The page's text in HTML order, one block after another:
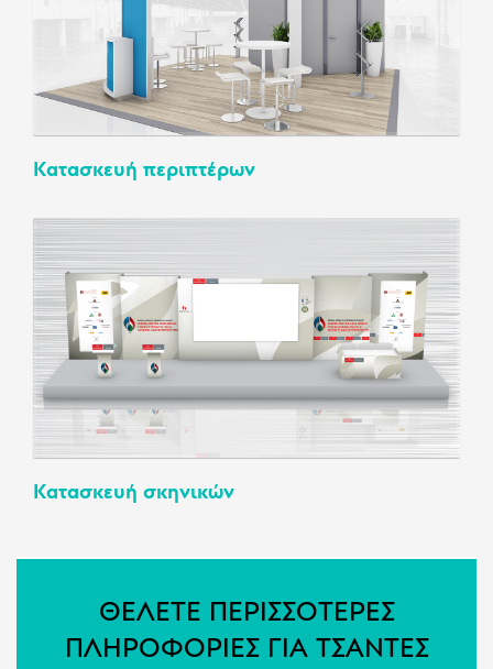
Κατασκευή περιπτέρων
Κατασκευή σκηνικών
ΘΕΛΕΤΕ ΠΕΡΙΣΣΟΤΕΡΕΣ
ΠΛΗΡΟΦΟΡΙΕΣ ΓΙΑ ΤΣΑΝΤΕΣ